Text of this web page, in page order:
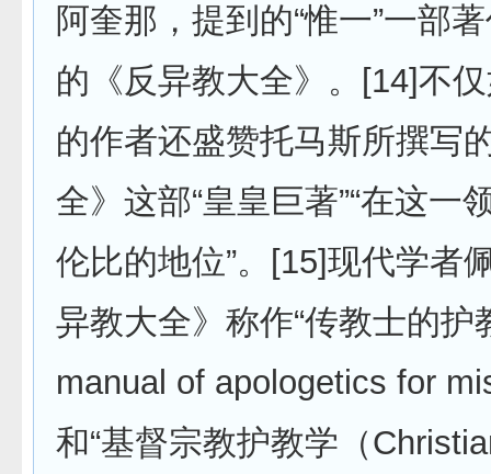
阿奎那，提到的“惟一”一部
的《反异教大全》。[14]不
的作者还盛赞托马斯所撰写
全》这部“皇皇巨著”“在这一
伦比的地位”。[15]现代学者
异教大全》称作“传教士的护
manual of apologetics for
和“基督宗教护教学（